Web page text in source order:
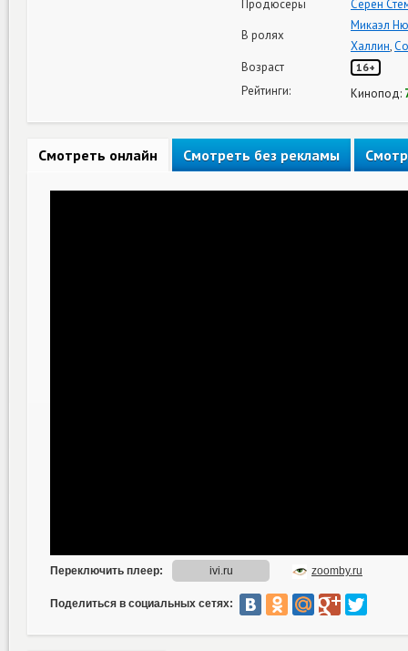
Продюсеры
Сёрен
В ролях
Микаэл
Халлин,
Возраст
16+
Рейтинги: Кинопод:
Смотреть онлайн Смотреть без рекламы
Поделиться в социальных сетях: